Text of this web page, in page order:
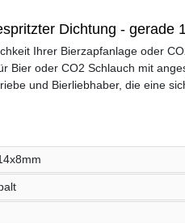
Dichtung - gerade
Ihrer Bierzapfanlage oder
Bier oder CO2 Schlauch mit
und Bierliebhaber, die eine